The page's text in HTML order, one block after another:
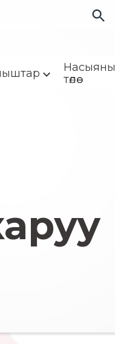
Насыяны
төлөө